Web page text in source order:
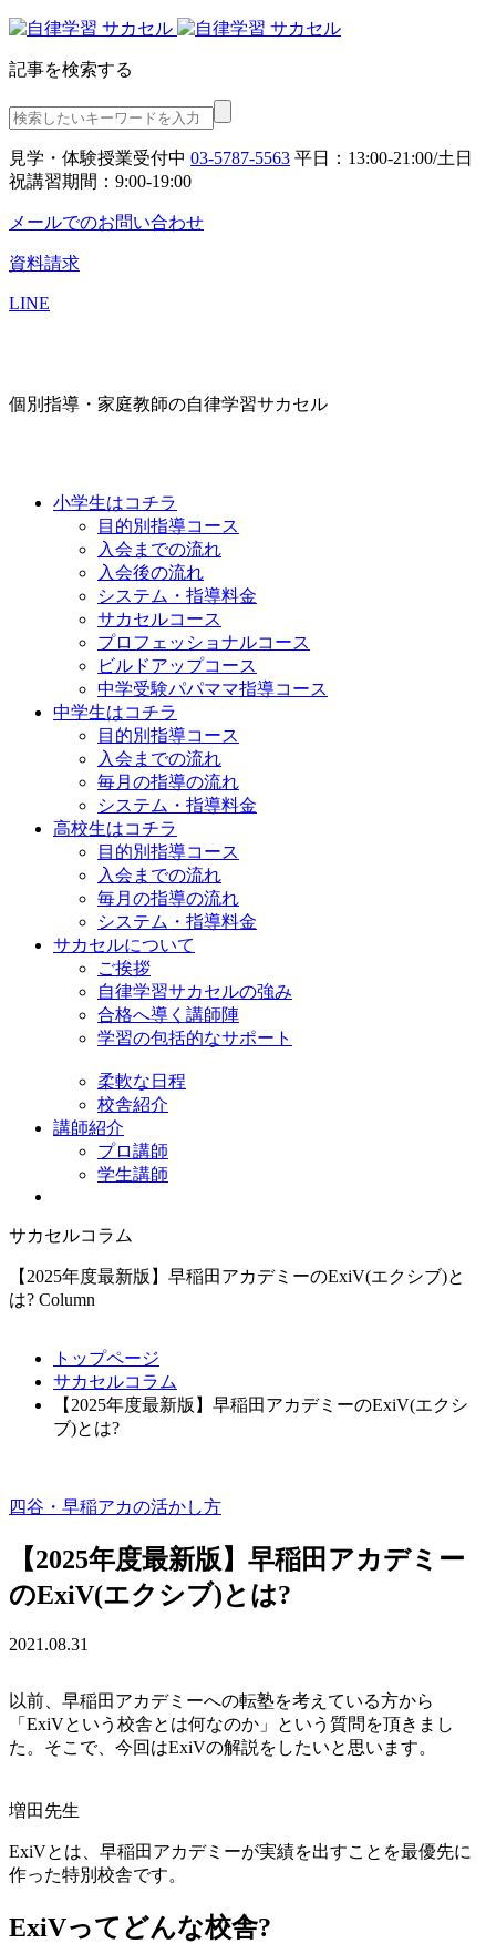
記事を検索する
見学・体験授業受付中 03-5787-5563 平日：13:00-21:00/土日
祝講習期間：9:00-19:00
メールでのお問い合わせ
資料請求
LINE
個別指導・家庭教師の自律学習サカセル
小学生はコチラ
目的別指導コース
入会までの流れ
入会後の流れ
システム・指導料金
サカセルコース
プロフェッショナルコース
ビルドアップコース
中学受験パパママ指導コース
中学生はコチラ
目的別指導コース
入会までの流れ
毎月の指導の流れ
システム・指導料金
高校生はコチラ
目的別指導コース
入会までの流れ
毎月の指導の流れ
システム・指導料金
サカセルについて
ご挨拶
自律学習サカセルの強み
合格へ導く講師陣
学習の包括的なサポート
柔軟な日程
校舎紹介
講師紹介
プロ講師
学生講師
サカセルコラム
【2025年度最新版】早稲田アカデミーのExiV(エクシブ)と
は? Column
トップページ
サカセルコラム
【2025年度最新版】早稲田アカデミーのExiV(エクシ
ブ)とは?
四谷・早稲アカの活かし方
【2025年度最新版】早稲田アカデミー
のExiV(エクシブ)とは?
2021.08.31
以前、早稲田アカデミーへの転塾を考えている方から
「ExiVという校舎とは何なのか」という質問を頂きまし
た。そこで、今回はExiVの解説をしたいと思います。
ExiVとは、早稲田アカデミーが実績を出すことを最優先に
作った特別校舎です。
ExiVってどんな校舎?